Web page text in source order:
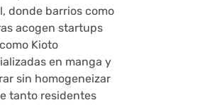
donde barrios como
acogen startups
Kioto
en manga y
sin homogeneizar
tanto residentes